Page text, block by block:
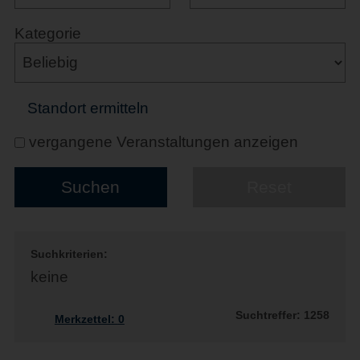
Kategorie
Standort ermitteln
vergangene Veranstaltungen anzeigen
Suchkriterien:
keine
Merkzettel: 0 Suchtreffer: 1258